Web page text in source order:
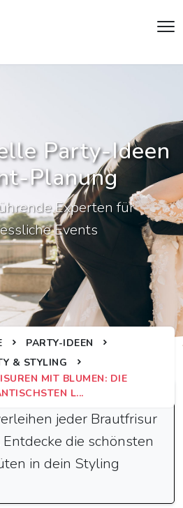
Party-Ideen
Planung
Experten für
Events
PARTY-IDEEN
& STYLING
MIT BLUMEN: DIE
L...
jeder Brautfrisur
die schönsten
in dein Styling